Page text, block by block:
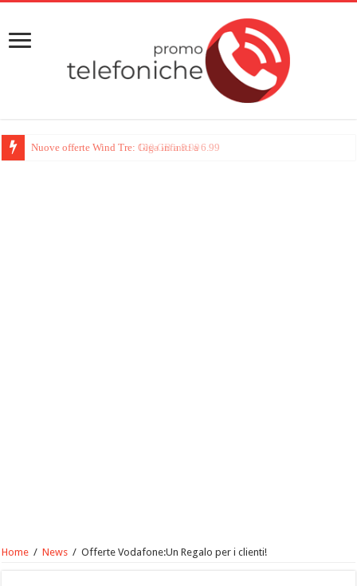
Nuove offerte Wind Tre: 100 GB a 8.99
Home / News / Offerte Vodafone:Un Regalo per i clienti!